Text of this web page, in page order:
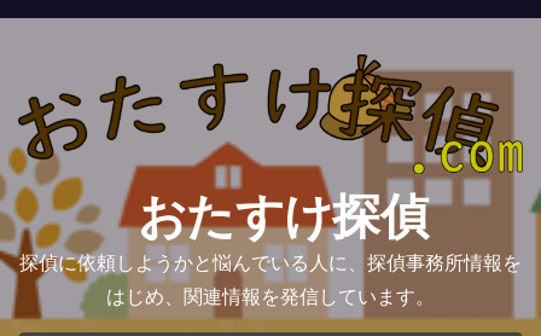
コ
ツ
へ
ス
キ
ッ
プ
おたすけ探偵
探偵に依頼しようかと悩んでいる人に、探偵事務所情報を
はじめ、関連情報を発信しています。